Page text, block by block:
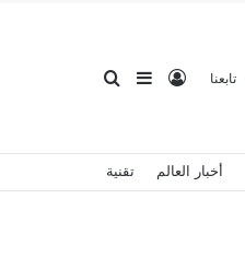
بحثإضافةتسجيل تابعنا
أخبار العالم تقنية